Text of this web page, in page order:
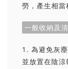
勞，產生相當
一般收納及
1. 為避免灰
並放置在陰涼